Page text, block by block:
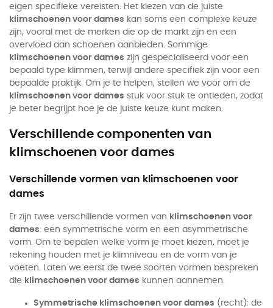
eigen specifieke vereisten. Het kiezen van de juiste
klimschoenen voor dames kan soms een complexe keuze
zijn, vooral met de merken die op de markt zijn en een
overvloed aan schoenen aanbieden. Sommige
klimschoenen voor dames zijn gespecialiseerd voor een
bepaald type klimmen, terwijl andere specifiek zijn voor een
bepaalde praktijk. Om je te helpen, stellen we voor om de
klimschoenen voor dames stuk voor stuk te ontleden, zodat
je beter begrijpt hoe je de juiste keuze kunt maken.
Verschillende componenten van
klimschoenen voor dames
Verschillende vormen van klimschoenen voor
dames
Er zijn twee verschillende vormen van klimschoenen voor
dames: een symmetrische vorm en een asymmetrische
vorm. Om te bepalen welke vorm je moet kiezen, moet je
rekening houden met je klimniveau en de vorm van je
voeten. Laten we eerst de twee soorten vormen bespreken
die klimschoenen voor dames kunnen aannemen.
Symmetrische klimschoenen voor dames (recht): de